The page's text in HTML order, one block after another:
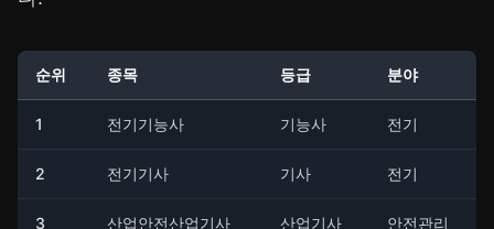
순위 종목 등급 분야
1 전기기능사 기능사 전기
2 전기기사 기사 전기
3 산업안전산업기사 산업기사 안전관리